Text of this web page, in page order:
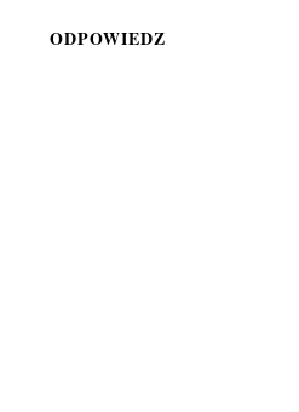
ODPOWIEDZ